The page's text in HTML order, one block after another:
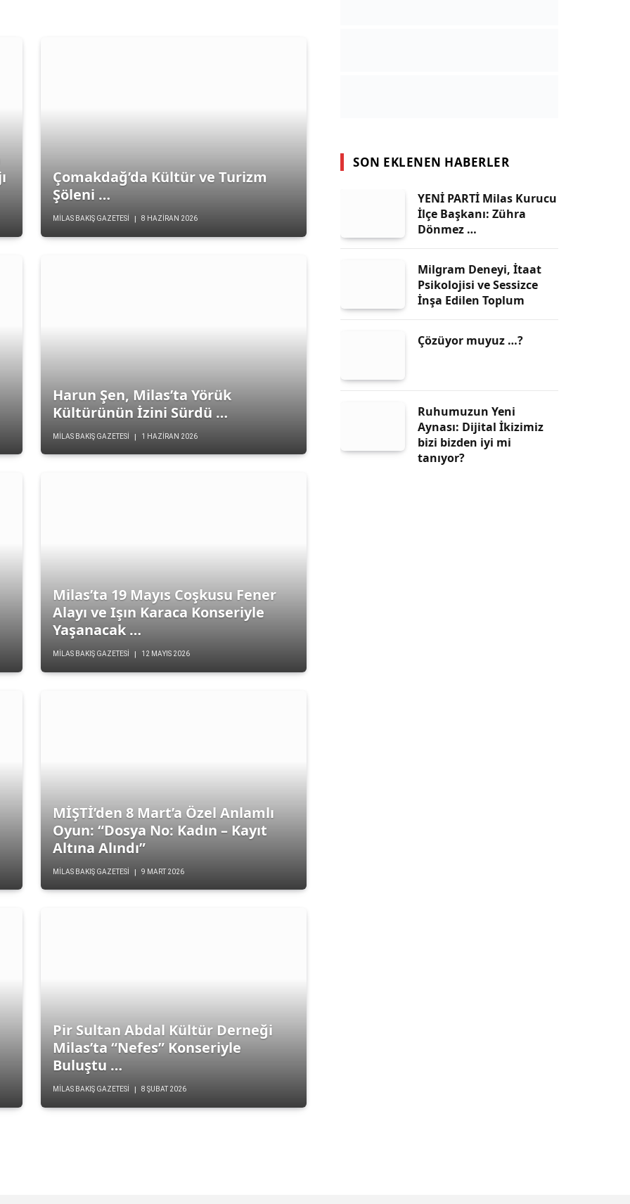
Başlıyor …
Kültürünün İzini Sürdü …
Çomakdağ’da Kültür ve Turizm
Şöleni …
MILAS BAKIŞ GAZETESI 8 HAZIRAN 2026
Harun Şen, Milas’ta Yörük
Kültürünün İzini Sürdü …
MILAS BAKIŞ GAZETESI 1 HAZIRAN 2026
Milas’ta 19 Mayıs Coşkusu Fener
Alayı ve Işın Karaca Konseriyle
Yaşanacak …
MILAS BAKIŞ GAZETESI 12 MAYIS 2026
MİŞTİ’den 8 Mart’a Özel Anlamlı
Oyun: “Dosya No: Kadın – Kayıt
Altına Alındı”
MILAS BAKIŞ GAZETESI 9 MART 2026
Pir Sultan Abdal Kültür Derneği
Milas’ta “Nefes” Konseriyle
Buluştu …
MILAS BAKIŞ GAZETESI 8 ŞUBAT 2026
SON EKLENEN HABERLER
YENİ PARTİ Milas Kurucu
İlçe Başkanı: Zühra
Dönmez …
Milgram Deneyi, İtaat
Psikolojisi ve Sessizce
İnşa Edilen Toplum
Çözüyor muyuz …?
Ruhumuzun Yeni
Aynası: Dijital İkizimiz
bizi bizden iyi mi
tanıyor?